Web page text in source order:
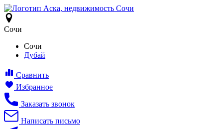
Сочи
Сочи
Дубай
Сравнить
Избранное
Заказать звонок
Написать письмо